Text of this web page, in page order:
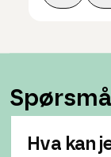
Hva kan